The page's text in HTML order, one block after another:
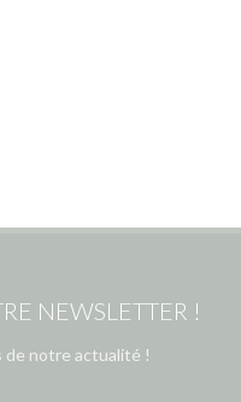
NEWSLETTER !
de notre actualité !